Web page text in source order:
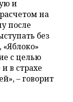
и
на
после
без
с целью
в страхе
– говорит